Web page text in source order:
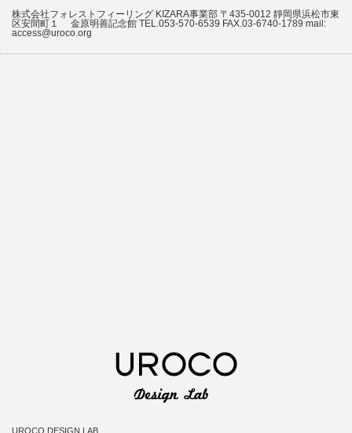
株式会社フォレストフィーリング KIZARA事業部 〒435-0012 靜岡県浜松市東
区安間町１ 金原明善記念館 TEL.053-570-6539 FAX.03-6740-1789 mail:
access@uroco.org
UROCO DESIGN LAB